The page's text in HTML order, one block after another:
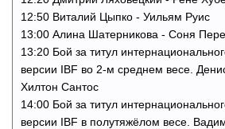
12:50 Виталий Цыпко - Уильям Руис
13:00 Алина Шатерникова - Соня
13:20 Бой за титул
версии IBF во 2-м среднем весе.
Хилтон Сантос
14:00 Бой за титул
версии IBF в полутяжёлом весе.